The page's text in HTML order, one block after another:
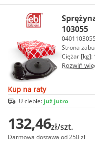
103055
0401103055
Strona
Ciężar [kg]:
Rozwiń
Kup na raty
U ciebie: już jutro
132,46zł/szt.
Darmowa dostawa od 250 zł